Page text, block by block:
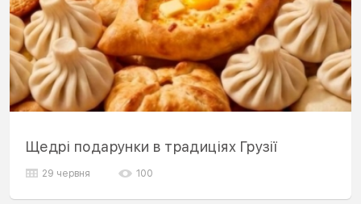
29 червня 100
Щедрі подарунки в традиціях Грузії